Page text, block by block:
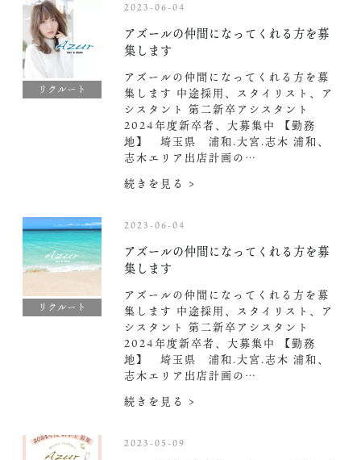
リクルート
2023-06-04
アズールの仲間になってくれる方を募
集します
アズールの仲間になってくれる方を募
集します 中途採用、スタイリスト、ア
シスタント 第二新卒アシスタント
2024年度新卒者、大募集中️ 【勤務
地】 埼玉県 浦和.大宮.志木 浦和、
志木エリア出店計画の…
続きを見る >
リクルート
2023-06-04
アズールの仲間になってくれる方を募
集します
アズールの仲間になってくれる方を募
集します 中途採用、スタイリスト、ア
シスタント 第二新卒アシスタント
2024年度新卒者、大募集中️ 【勤務
地】 埼玉県 浦和.大宮.志木 浦和、
志木エリア出店計画の…
続きを見る >
2023-05-09